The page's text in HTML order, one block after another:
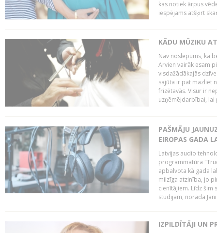
kas notiek ārpus
iespējams atšķirt
KĀDU MŪZIKU
Nav noslēpums, ka
Arvien vairāk esam
visdažādākajās
sajūta ir pat mazliet
frizētavās. Visur ir
uzņēmējdarbībai, lai
PAŠMĀJU
EIROPAS GADA
Latvijas audio
programmatūra
apbalvota kā gada
milzīga atzinība, jo
cienītājiem. Līdz šim
studijām, norāda
IZPILDĪTĀJI UN